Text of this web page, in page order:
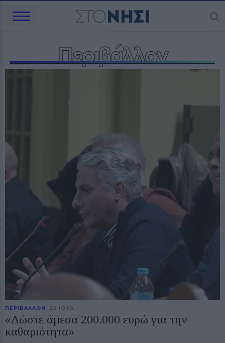
Περιβάλλον
ΠΕΡΙΒΑΛΛΟΝ 22 ΙΟΥΛ
«Δώστε άμεσα 200.000 ευρώ για την
καθαριότητα»